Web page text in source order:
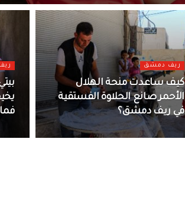
ريف دمشق
كيف ساعدت منحة الهلال
الأحمر صانع الحلاوة الفستقية
في ريف دمشق؟
فما